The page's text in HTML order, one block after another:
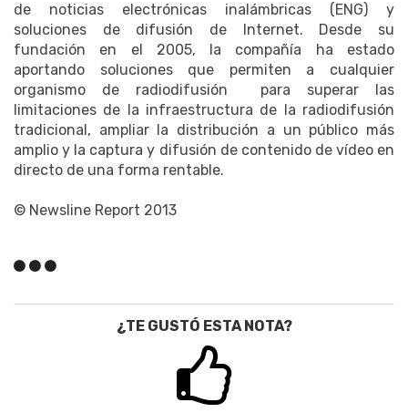
de noticias electrónicas inalámbricas (ENG) y
soluciones de difusión de Internet. Desde su
fundación en el 2005, la compañía ha estado
aportando soluciones que permiten a cualquier
organismo de radiodifusión para superar las
limitaciones de la infraestructura de la radiodifusión
tradicional, ampliar la distribución a un público más
amplio y la captura y difusión de contenido de vídeo en
directo de una forma rentable.
© Newsline Report 2013
¿TE GUSTÓ ESTA NOTA?